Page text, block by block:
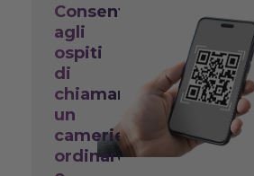
Consenti
agli
ospiti
di
chiamare
un
cameriere,
ordinare